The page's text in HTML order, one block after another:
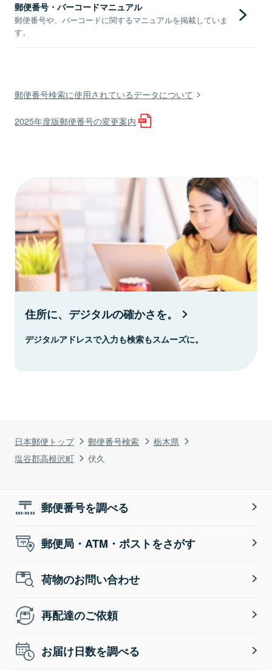
日本郵便トップ 郵便番号検索
栃木県
塩谷郡高根沢町
伏久
郵便番号・バーコードマニュアル
郵便番号や、バーコードに関するマニュアルを掲載していま
す。
郵便番号検索に使用されているデータについて
2025年度版郵便番号の変更案内
住所に、デジタルの確かさを。
デジタルアドレスで入力も検索もスムーズに。
郵便番号を調べる
郵便局・ATM・ポストをさがす
荷物のお問い合わせ
再配達のご依頼
お届け日数を調べる